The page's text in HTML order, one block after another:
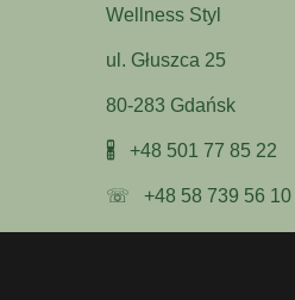
Wellness Styl
ul. Głuszca 25
80-283 Gdańsk
🖁 +48 501 77 85 22
☏ +48 58 739 56 10